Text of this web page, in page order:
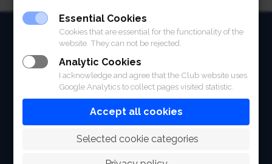
HOME
FACILITIES
SPORTS
RACING
POLO CLUB
Essential Cookies
Cookies that are essential for the functionality of the
website. They can not be rejected.
Analytic Cookies
I acknowledge and agree that the Club website uses
Google Analytics to collect pages visited statistic.
Accept all cookies
Selected cookie categories